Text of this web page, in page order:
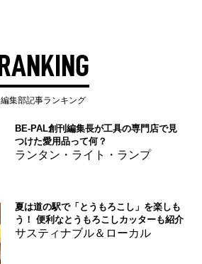
RANKING
編集部記事ランキング
BE-PAL創刊編集長が工具の専門店で見
つけた愛用品って何？
ランタン・ライト・ランプ
夏は道の駅で「とうもろこし」を楽しも
う！ 便利なとうもろこしカッターも紹介
サスティナブル＆ローカル